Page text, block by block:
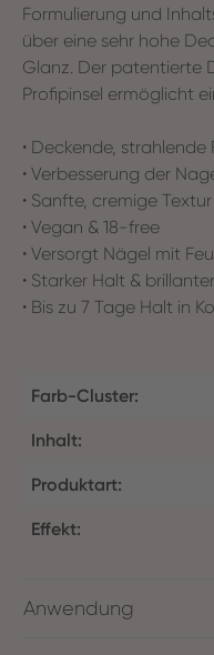
Formulierung und
über eine sehr hohe
Glanz. Der patentierte
Profipinsel ermöglicht
• Deckende, strahlende
• Verbesserung der
• Sanfte, cremige Textur
• Vegan & 18-free
• Versorgt Nägel mit
• Starker Halt &
• Bis zu 7 Tage Halt in
Farb-Cluster:
Inhalt:
Produktart:
Effekt:
Anwendung